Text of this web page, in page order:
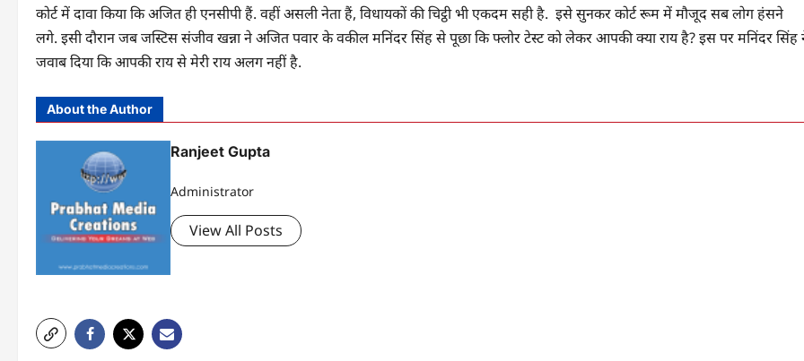
कोर्ट में दावा किया कि अजित ही एनसीपी हैं. वहीं असली नेता हैं, विधायकों की चिट्ठी भी एकदम सही है. इसे सुनकर कोर्ट रूम में मौजूद सब लोग हंसने
लगे. इसी दौरान जब जस्टिस संजीव खन्ना ने अजित पवार के वकील मनिंदर सिंह से पूछा कि फ्लोर टेस्ट को लेकर आपकी क्या राय है? इस पर मनिंदर सिंह
जवाब दिया कि आपकी राय से मेरी राय अलग नहीं है.
About the Author
Ranjeet Gupta
Administrator
View All Posts